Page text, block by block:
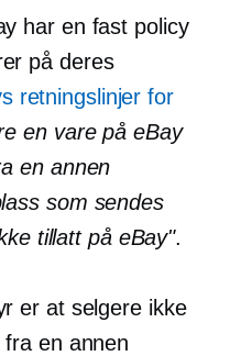
har en fast policy
på deres
retningslinjer for
en vare på eBay
en annen
som sendes
tillatt på eBay".
er at selgere ikke
en annen